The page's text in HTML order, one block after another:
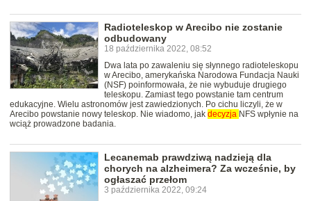
Radioteleskop w Arecibo nie zostanie
odbudowany
18 października 2022, 08:52
Dwa lata po zawaleniu się słynnego radioteleskopu
w Arecibo, amerykańska Narodowa Fundacja Nauki
(NSF) poinformowała, że nie wybuduje drugiego
teleskopu. Zamiast tego powstanie tam centrum
edukacyjne. Wielu astronomów jest zawiedzionych. Po cichu liczyli, że w
Arecibo powstanie nowy teleskop. Nie wiadomo, jak decyzja NFS wpłynie na
wciąż prowadzone badania.
Lecanemab prawdziwą nadzieją dla
chorych na alzheimera? Za wcześnie, by
ogłaszać przełom
3 października 2022, 09:24